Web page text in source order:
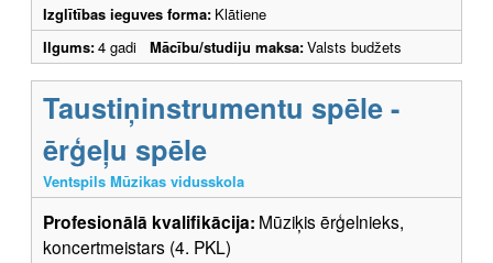
Izglītības ieguves forma: Klātiene
Ilgums:4 gadi Mācību/studiju maksa:Valsts budžets
Taustiņinstrumentu spēle -
ērģeļu spēle
Ventspils Mūzikas vidusskola
Profesionālā kvalifikācija: Mūziķis ērģelnieks,
koncertmeistars (4. PKL)